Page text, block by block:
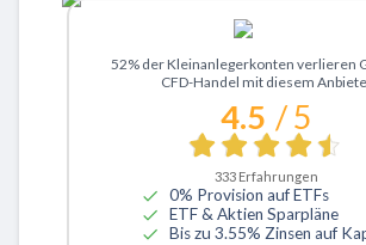
Zu eToro
52% der Kleinanlegerkonten verlieren
CFD-Handel mit diesem
4.5 / 5
333 Erfahrungen
0% Provision auf ETFs
ETF & Aktien Sparpläne
Bis zu 3.55% Zinsen auf